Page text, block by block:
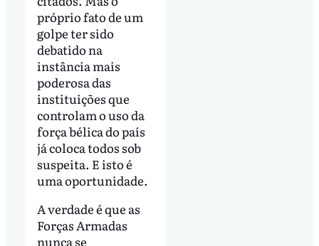
próprio fato de um
golpe ter sido
debatido na
instância mais
poderosa das
instituições que
controlam o uso da
força bélica do país
já coloca todos sob
suspeita. E isto é
uma oportunidade.
A verdade é que as
Forças Armadas
nunca se